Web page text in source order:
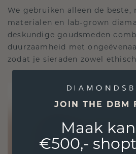
We gebruiken alleen de
materialen en lab-grown
deskundige goudsmeden
duurzaamheid met
zodat je sieraden zowel
JOIN THE DBM
Maak
€500,-